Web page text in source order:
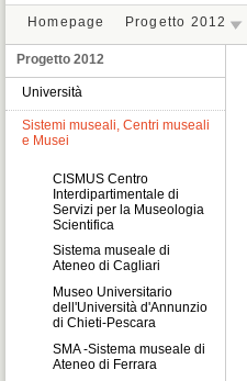
Homepage Progetto 2012
Progetto 2012
Università
Sistemi museali, Centri museali
e Musei
CISMUS Centro
Interdipartimentale di
Servizi per la Museologia
Scientifica
Sistema museale di
Ateneo di Cagliari
Museo Universitario
dell'Università d'Annunzio
di Chieti-Pescara
SMA -Sistema museale di
Ateneo di Ferrara